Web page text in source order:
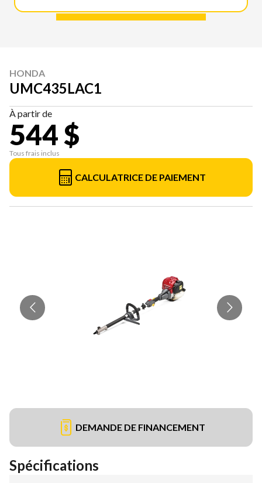
HONDA
UMC435LAC1
À partir de
544 $
Tous frais inclus
CALCULATRICE DE PAIEMENT
DEMANDE DE FINANCEMENT
Spécifications